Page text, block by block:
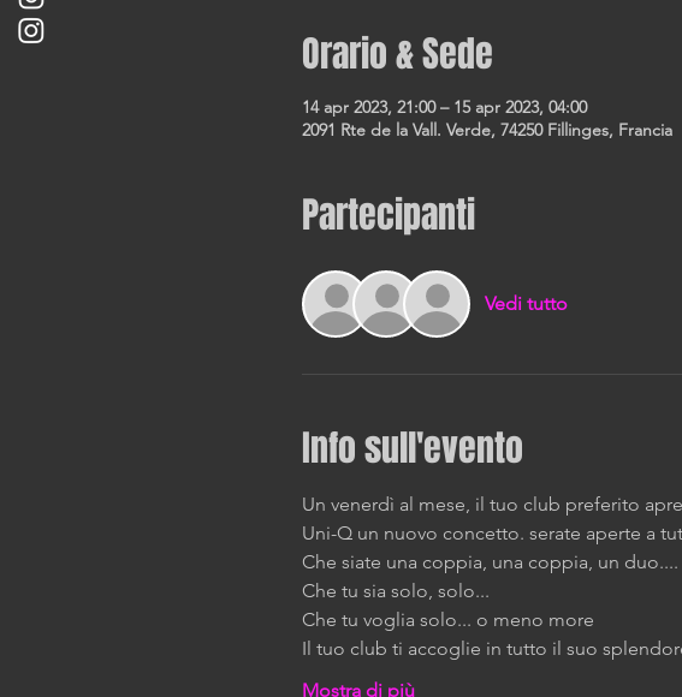
Orario & Sede
14 apr 2023, 21:00 – 15 apr 2023, 04:00
2091 Rte de la Vall. Verde, 74250 Fillinges, Francia
Partecipanti
Vedi tutto
Info sull'evento
Un venerdì al mese, il tuo club preferito
Uni-Q un nuovo concetto. serate aperte a
Che siate una coppia, una coppia, un duo....
Che tu sia solo, solo...
Che tu voglia solo... o meno more
Il tuo club ti accoglie in tutto il suo
Mostra di più